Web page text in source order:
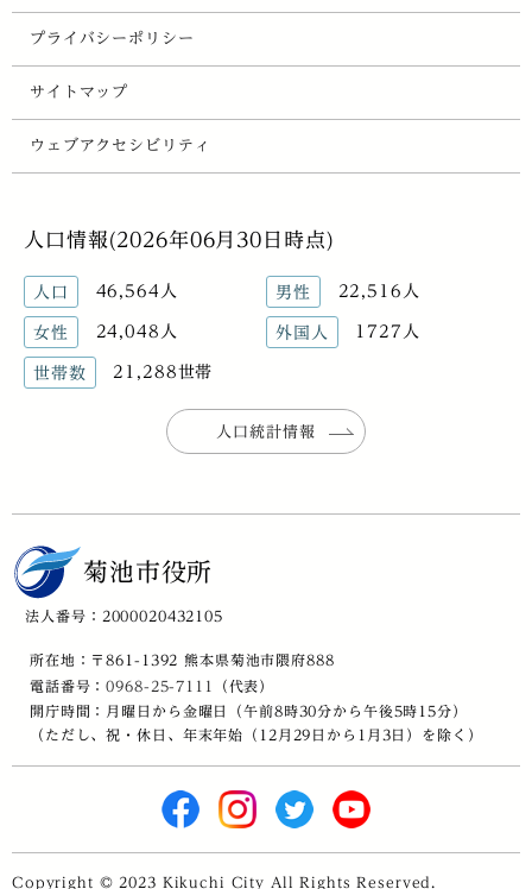
プライバシーポリシー
サイトマップ
ウェブアクセシビリティ
人口情報(2026年06月30日時点)
人口 46,564人 男性 22,516人
女性 24,048人 外国人 1727人
世帯数 21,288世帯
人口統計情報
菊池市役所
法人番号：2000020432105
所在地：〒861-1392 熊本県菊池市隈府888
電話番号：0968-25-7111
（代表）
開庁時間：月曜日から金曜日（午前8時30分から午後5時15分）
（ただし、祝・休日、年末年始（12月29日から1月3日）を除く）
Copyright © 2023 Kikuchi City All Rights Reserved.